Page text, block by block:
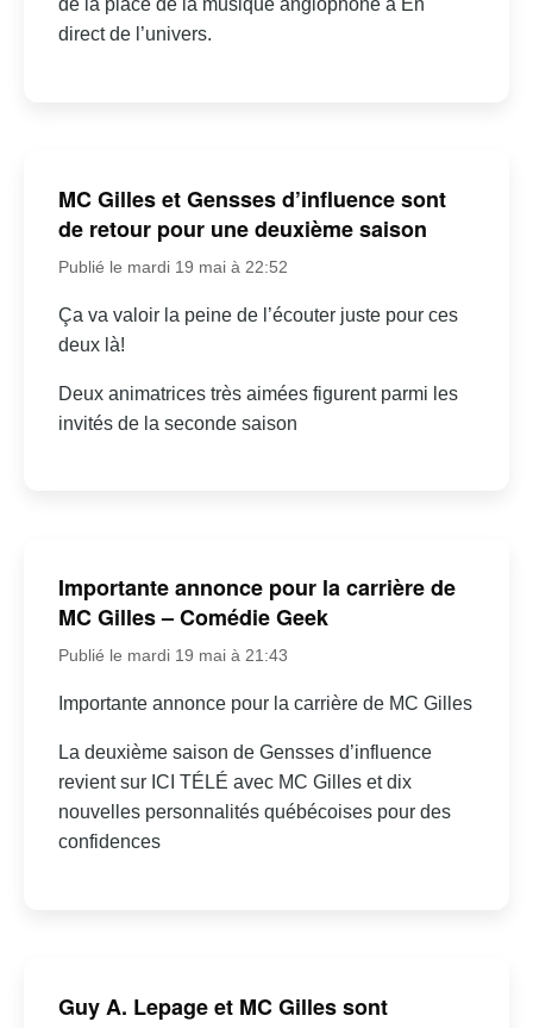
de la place de la musique anglophone à En
direct de l’univers.
MC Gilles et Gensses d’influence sont
de retour pour une deuxième saison
Publié le mardi 19 mai à 22:52
Ça va valoir la peine de l’écouter juste pour ces
deux là!
Deux animatrices très aimées figurent parmi les
invités de la seconde saison
Importante annonce pour la carrière de
MC Gilles – Comédie Geek
Publié le mardi 19 mai à 21:43
Importante annonce pour la carrière de MC Gilles
La deuxième saison de Gensses d’influence
revient sur ICI TÉLÉ avec MC Gilles et dix
nouvelles personnalités québécoises pour des
confidences
Guy A. Lepage et MC Gilles sont